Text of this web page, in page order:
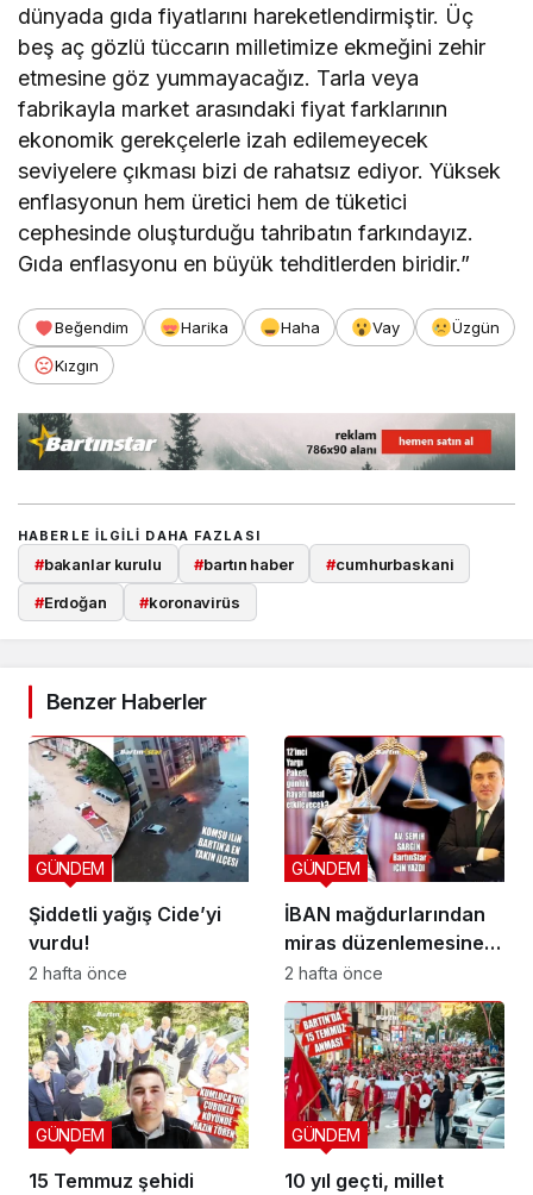
dünyada gıda fiyatlarını hareketlendirmiştir. Üç
beş aç gözlü tüccarın milletimize ekmeğini zehir
etmesine göz yummayacağız. Tarla veya
fabrikayla market arasındaki fiyat farklarının
ekonomik gerekçelerle izah edilemeyecek
seviyelere çıkması bizi de rahatsız ediyor. Yüksek
enflasyonun hem üretici hem de tüketici
cephesinde oluşturduğu tahribatın farkındayız.
Gıda enflasyonu en büyük tehditlerden biridir.”
Beğendim Harika Haha Vay
Üzgün
Kızgın
HABERLE ILGILI DAHA FAZLASI
#bakanlar kurulu #bartın haber #cumhurbaskani
#Erdoğan #koronavirüs
Benzer Haberler
Şiddetli yağış Cide’yi
vurdu!
GÜNDEM
2 hafta önce
İBAN mağdurlarından
miras düzenlemesine
yeni yargı düzeni
GÜNDEM
2 hafta önce
15 Temmuz şehidi
GÜNDEM
10 yıl geçti, millet
GÜNDEM